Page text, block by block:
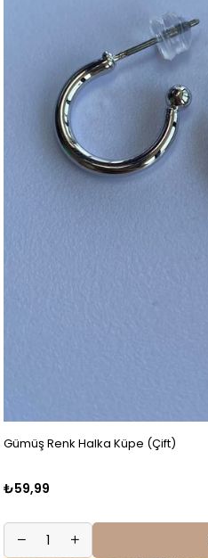
Gümüş Renk Halka Küpe (Çift)
₺59,99